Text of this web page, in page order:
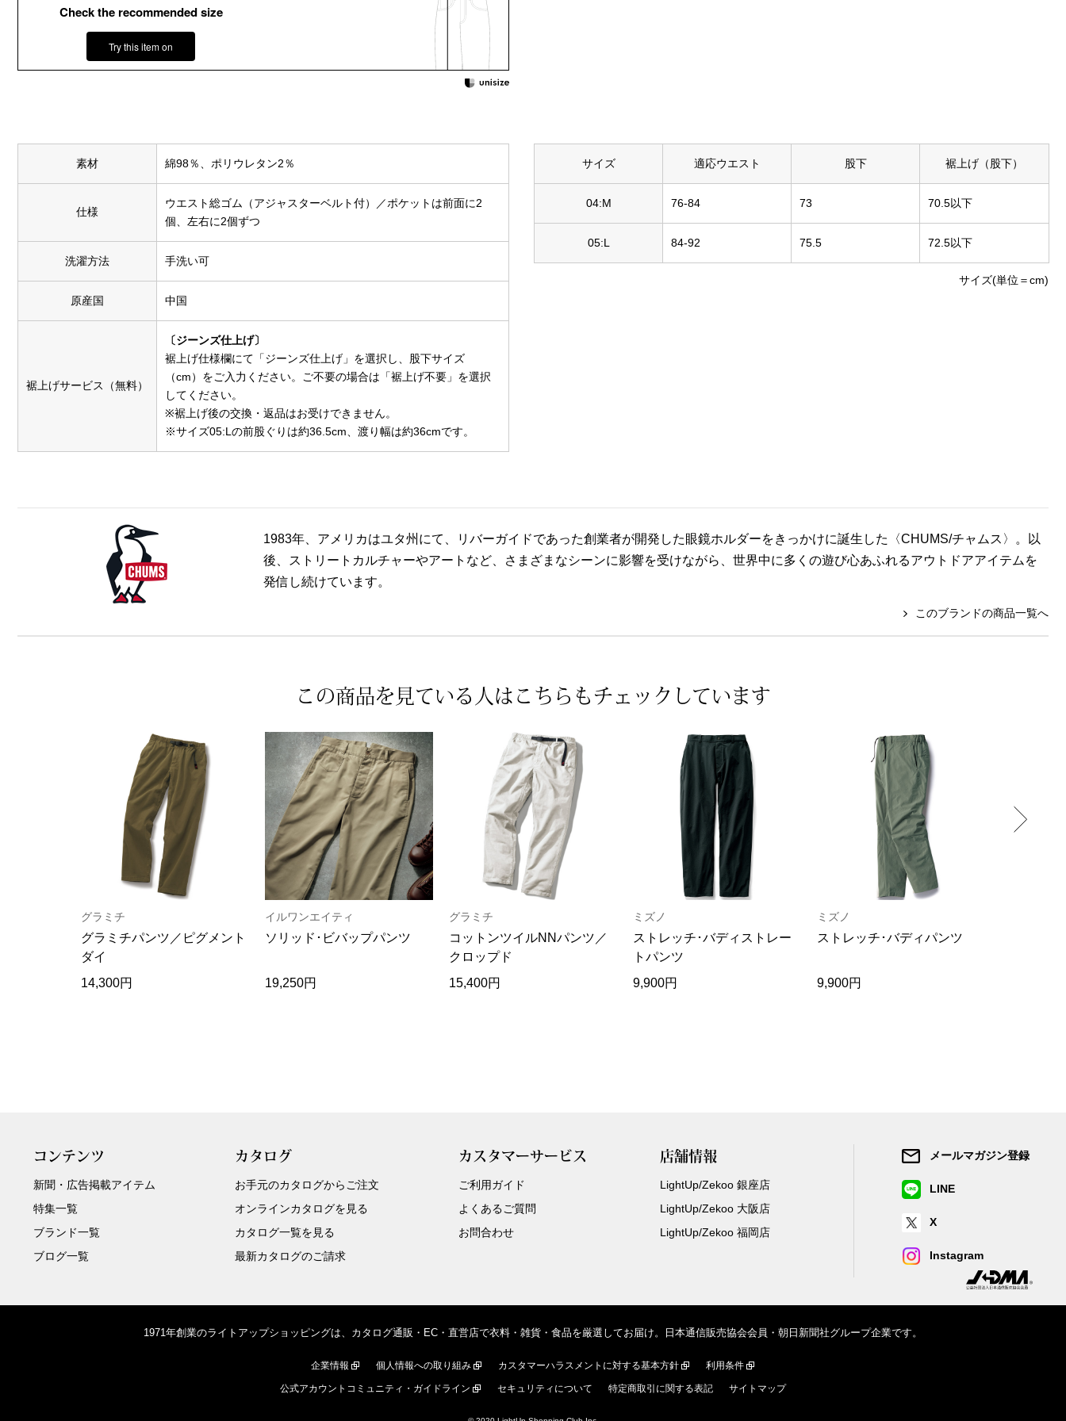
Check the recommended size
Try this item on
素材 綿98％、ポリウレタン2％
仕様
ウエスト総ゴム（アジャスターベルト付）／ポケットは前面に2
個、左右に2個ずつ
洗濯方法 手洗い可
原産国 中国
裾上げサービス（無料）
〔ジーンズ仕上げ〕
裾上げ仕様欄にて「ジーンズ仕上げ」を選択し、股下サイズ
（cm）をご入力ください。ご不要の場合は「裾上げ不要」を選択
してください。
※裾上げ後の交換・返品はお受けできません。
※サイズ05:Lの前股ぐりは約36.5cm、渡り幅は約36cmです。
サイズ 適応ウエスト 股下 裾上げ（股下）
04:M 76-84 73 70.5以下
05:L 84-92 75.5 72.5以下
サイズ(単位＝cm)
1983年、アメリカはユタ州にて、リバーガイドであった創業者が開発した眼鏡ホルダーをきっかけに誕生した〈CHUMS/チャムス〉。以
後、ストリートカルチャーやアートなど、さまざまなシーンに影響を受けながら、世界中に多くの遊び心あふれるアウトドアアイテムを
発信し続けています。
このブランドの商品一覧へ
この商品を見ている人は こちらもチェックしています
グラミチ
グラミチパンツ／ピグメント
ダイ
14,300円
イルワンエイティ
ソリッド･ビバップパンツ
19,250円
グラミチ
コットンツイルNNパンツ／
クロップド
15,400円
ミズノ
ストレッチ･バディストレー
トパンツ
9,900円
ミズノ
ストレッチ･バディパンツ
9,900円
コンテンツ
新聞・広告掲載アイテム
特集一覧
ブランド一覧
ブログ一覧
カタログ
お手元のカタログからご注文
オンラインカタログを見る
カタログ一覧を見る
最新カタログのご請求
カスタマーサービス
ご利用ガイド
よくあるご質問
お問合わせ
店舗情報
LightUp/Zekoo 銀座店
LightUp/Zekoo 大阪店
LightUp/Zekoo 福岡店
メールマガジン登録
LINE
X
Instagram
1971年創業のライトアップショッピングは、カタログ通販・EC・直営店で衣料・雑貨・食品を厳選してお届け。日本通信販売協会会員・朝日新聞社グループ企業です。
企業情報 個人情報への取り組み カスタマーハラスメントに対する基本方針 利用条件
公式アカウントコミュニティ・ガイドライン セキュリティについて 特定商取引に関する表記 サイトマップ